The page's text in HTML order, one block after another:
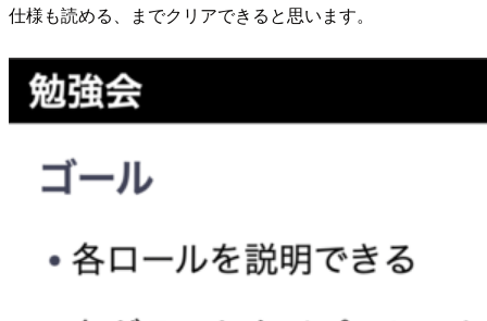
仕様も読める、までクリアできると思います。